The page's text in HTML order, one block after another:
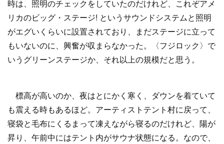
時は、照明のチェックをしていたのだけれど、これぞアメ
リカのビッグ・ステージ! というサウンドシステムと照明
がエグいくらいに設置されており、まだステージに立って
もいないのに、興奮が収まらなかった。〈フジロック〉で
いうグリーンステージか、それ以上の規模だと思う。
標高が高いのか、夜はとにかく寒く、ダウンを着ていて
も震える時もあるほど。アーティストテント村に戻って、
寝袋と毛布にくるまって凍えながら寝るのだけれど、陽が
昇り、午前中にはテント内がサウナ状態になる。なので、